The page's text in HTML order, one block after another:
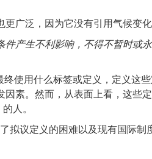
广泛，因为它没有引用气候变化
产生不利影响，不得不暂时或
使用什么标签或定义，定义这
素。然而，从表面上看，这些
人。
议定义的困难以及现有国际制